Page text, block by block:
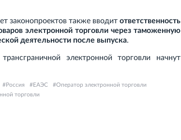
законопроектов также вводит ответственность
электронной торговли через таможенную
деятельности после выпуска.
электронной торговли начнут
Россия ЕАЭС
Оператор электронной торговли
торговли